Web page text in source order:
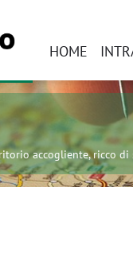
HOME
accogliente, ricco